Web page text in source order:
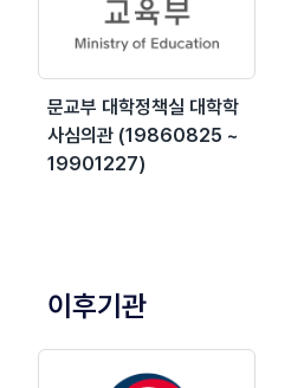
문교부 대학정책실 대학학
사심의관 (19860825 ~
19901227)
이후기관